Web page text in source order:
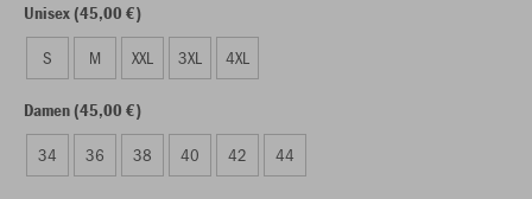
Unisex (45,00 €)
S M XXL 3XL 4XL
Damen (45,00 €)
34 36 38 40 42 44